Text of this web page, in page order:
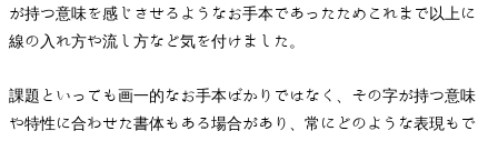
が持つ意味を感じさせるようなお手本であったためこれまで以上に
線の入れ方や流し方など気を付けました。
課題といっても画一的なお手本ばかりではなく、その字が持つ意味
や特性に合わせた書体もある場合があり、常にどのような表現もで